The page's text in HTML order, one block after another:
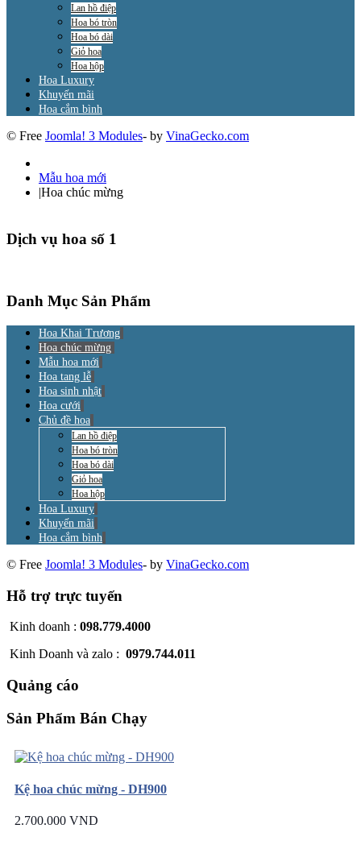
Lan hồ điệp
Hoa bó tròn
Hoa bó dài
Giỏ hoa
Hoa hộp
Hoa Luxury
Khuyến mãi
Hoa cắm bình
© Free Joomla! 3 Modules- by VinaGecko.com
Mẫu hoa mới
|Hoa chúc mừng
Dịch vụ hoa số 1
Danh Mục Sản Phẩm
Hoa Khai Trương
Hoa chúc mừng
Mẫu hoa mới
Hoa tang lễ
Hoa sinh nhật
Hoa cưới
Chủ đề hoa
Lan hồ điệp
Hoa bó tròn
Hoa bó dài
Giỏ hoa
Hoa hộp
Hoa Luxury
Khuyến mãi
Hoa cắm bình
© Free Joomla! 3 Modules- by VinaGecko.com
Hỗ trợ trực tuyến
Kinh doanh : 098.779.4000
Kinh Doanh và zalo : 0979.744.011
Quảng cáo
Sản Phẩm Bán Chạy
Kệ hoa chúc mừng - DH900
2.700.000 VND